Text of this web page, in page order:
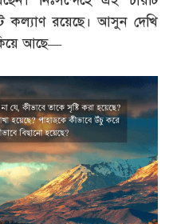
কল্যাণ রয়েছে। আসুন দেখি
আছে—